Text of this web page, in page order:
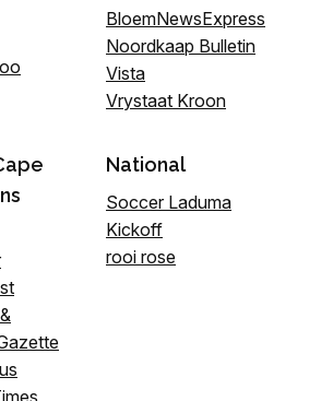
BloemNewsExpress
Noordkaap Bulletin
Vista
Vrystaat Kroon
National
Soccer Laduma
Kickoff
rooi rose